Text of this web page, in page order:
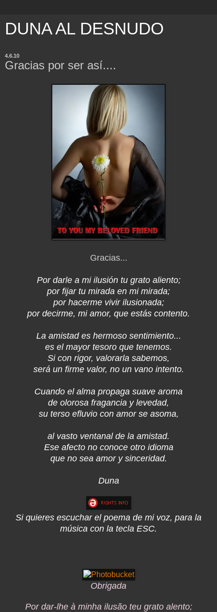
DUNA AL DESNUDO
4.6.10
Gracias por ser así....
Gracias...
Por darle a mi ilusión tu grato aliento;
por fijar tu mirada en mi mirada;
por hacerme vivir ilusionada;
por decirme, mi amor, que estás contento.
La amistad es hermoso sentimiento...
es el mayor tesoro que tenemos.
Si con rigor, valorarla sabemos,
será un firme valor, no un vano intento.
Cuando el alma propaga suave aroma
de olorosa fragancia y levedad,
su terso efluvio con amor se asoma,
al vasto ventanal de la amistad.
Ese afecto no conoce otro idioma
que no sea amor y sinceridad.
Duna
Si quieres escuchar el poema de mi voz, para la
música con la tecla ESC.
Obrigada
Por dar-lhe à minha ilusão teu grato alento;